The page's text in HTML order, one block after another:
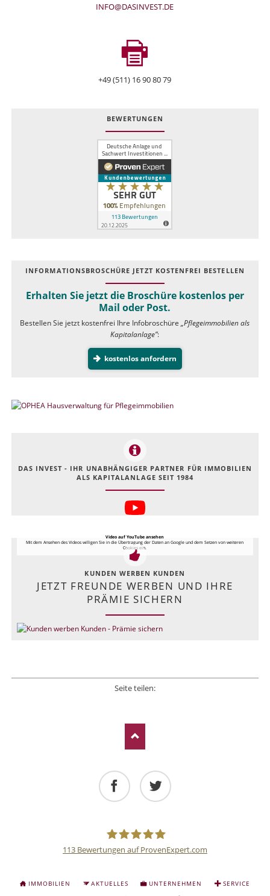
INFO@DASINVEST.DE
+49 (511) 16 90 80 79
BEWERTUNGEN
INFOR­MATIONS­BROSCHÜRE JETZT KOSTEN­FREI BESTELLEN
Erhalten Sie jetzt die Broschüre kostenlos per
Mail oder Post.
Bestellen Sie jetzt kostenfrei Ihre Infobroschüre„Pflegeimmobilien als
Kapitalanlage”:
kostenlos anfordern
DAS INVEST - IHR UNABHÄNGIGER PARTNER FÜR IMMOBILIEN
ALS KAPITALANLAGE SEIT 1984
Video auf YouTube ansehen
Mit dem Ansehen des Videos willigen Sie in die Übertragung der Daten an Google und dem Setzen von weiteren
Cookies ein.
KUNDEN WERBEN KUNDEN
JETZT FREUNDE WERBEN UND IHRE
PRÄMIE SICHERN
Seite teilen:
113 Bewertungen auf ProvenExpert.com
NAVIGATION
ÜBERSPRINGEN
IMMOBILIEN AKTUELLES UNTERNEHMEN
SERVICE